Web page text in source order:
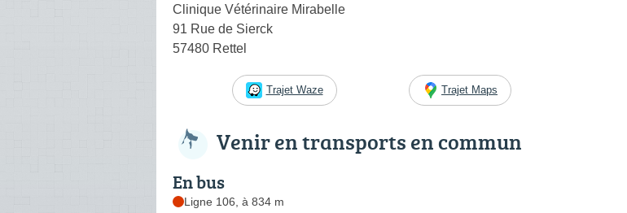
Clinique Vétérinaire Mirabelle
91 Rue de Sierck
57480 Rettel
Trajet Waze Trajet Maps
Venir en transports en commun
En bus
Ligne 106, à 834 m